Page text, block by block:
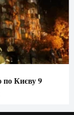
по Києву 9